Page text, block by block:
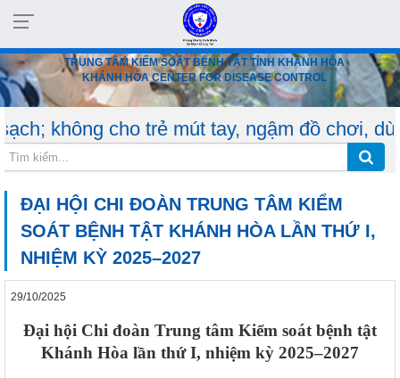
TRUNG TÂM KIỂM SOÁT BỆNH TẬT TỈNH KHÁNH HÒA
KHÁNH HÒA CENTER FOR DISEASE CONTROL
trẻ mút tay, ngậm đồ chơi, dùng
ĐẠI HỘI CHI ĐOÀN TRUNG TÂM KIỂM
SOÁT BỆNH TẬT KHÁNH HÒA LẦN THỨ I,
NHIỆM KỲ 2025–2027
29/10/2025
Đại hội Chi đoàn Trung tâm Kiểm soát bệnh tật
Khánh Hòa lần thứ I, nhiệm kỳ 2025–2027